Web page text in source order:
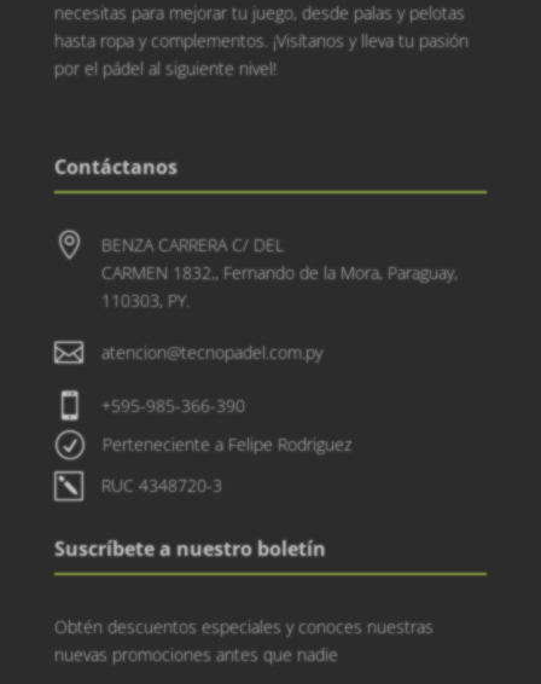
necesitas para mejorar tu juego, desde palas y pelotas
hasta ropa y complementos. ¡Visítanos y lleva tu pasión
por el pádel al siguiente nivel!
Contáctanos

BENZA CARRERA C/ DEL
CARMEN 1832,, Fernando de la Mora, Paraguay,
110303, PY.
 atencion@tecnopadel.com.py
 +595-985-366-390
R Perteneciente a Felipe Rodriguez
k RUC 4348720-3
Suscríbete a nuestro boletín
Obtén descuentos especiales y conoces nuestras
nuevas promociones antes que nadie